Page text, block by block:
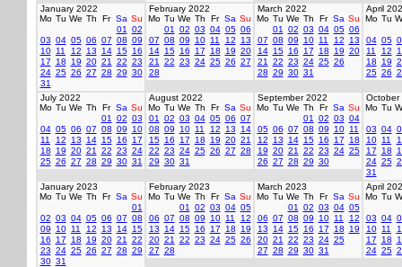
January 2022
Mo Tu We Th Fr Sa Su
01
02
03 04 05 06 07 08 09
10 11 12 13 14 15 16
17
18 19 20 21 22 23
24 25 26 27 28 29 30
31
February 2022
Mo Tu We Th Fr Sa Su
01
02 03 04 05 06
07 08 09 10 11 12
13
14 15 16 17 18 19 20
21
22 23 24 25 26 27
28
March 2022
Mo Tu We Th Fr Sa Su
01
02 03 04 05 06
07 08 09 10 11 12
13
14 15 16 17 18 19 20
21
22 23 24 25 26
28 29 30 31
April
Mo Tu
04 05
11
12
18
19
25 26
July 2022
Mo Tu We Th Fr Sa Su
01
02 03
04 05 06 07 08 09
10
11
12 13 14 15 16
17
18
19 20 21 22 23 24
25 26 27 28 29 30 31
August 2022
Mo Tu We Th Fr Sa Su
01
02 03 04 05 06 07
08 09 10 11 12 13
14
15 16 17 18 19 20 21
22 23 24 25 26 27 28
29 30 31
September 2022
Mo Tu We Th Fr Sa Su
01
02 03 04
05 06 07 08 09 10 11
12
13 14 15 16 17
18
19 20 21 22 23 24 25
26 27 28 29 30
October
Mo Tu
03 04
10 11
17
18
24 25
31
January 2023
Mo Tu We Th Fr Sa Su
01
02 03 04 05 06 07 08
09
10 11 12 13 14 15
16
17 18 19 20 21
22
23 24 25 26 27 28 29
30 31
February 2023
Mo Tu We Th Fr Sa Su
01
02 03 04 05
06 07 08 09 10 11
12
13
14 15 16 17 18
19
20 21 22 23 24 25 26
27 28
March 2023
Mo Tu We Th Fr Sa Su
01
02 03 04 05
06 07 08 09 10 11
12
13
14 15 16 17 18
19
20 21 22 23 24 25
27 28 29 30 31
April
Mo Tu
03 04
10 11
17
18
24 25